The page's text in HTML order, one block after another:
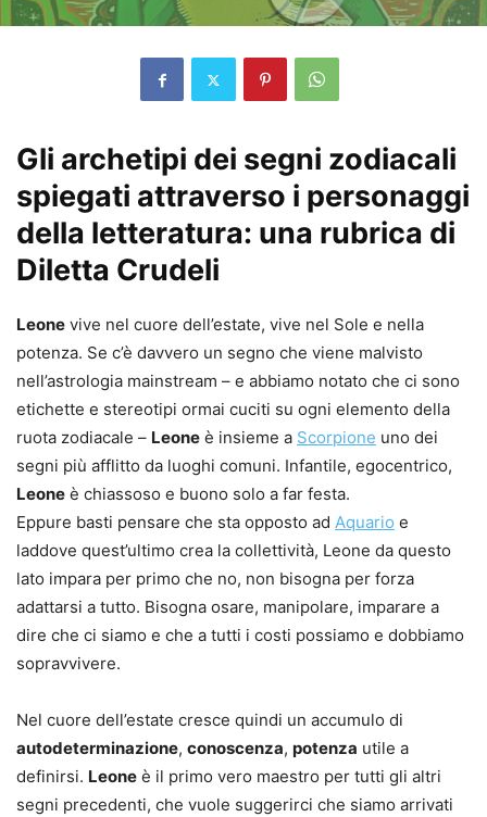
Gli archetipi dei segni zodiacali
spiegati attraverso i personaggi
della letteratura: una rubrica di
Diletta Crudeli
Leone vive nel cuore dell’estate, vive nel Sole e nella
potenza. Se c’è davvero un segno che viene malvisto
nell’astrologia mainstream – e abbiamo notato che ci sono
etichette e stereotipi ormai cuciti su ogni elemento della
ruota zodiacale – Leone è insieme a Scorpione uno dei
segni più afflitto da luoghi comuni. Infantile, egocentrico,
Leone è chiassoso e buono solo a far festa.
Eppure basti pensare che sta opposto ad Aquario e
laddove quest’ultimo crea la collettività, Leone da questo
lato impara per primo che no, non bisogna per forza
adattarsi a tutto. Bisogna osare, manipolare, imparare a
dire che ci siamo e che a tutti i costi possiamo e dobbiamo
sopravvivere.
Nel cuore dell’estate cresce quindi un accumulo di
autodeterminazione, conoscenza, potenza utile a
definirsi. Leone è il primo vero maestro per tutti gli altri
segni precedenti, che vuole suggerirci che siamo arrivati